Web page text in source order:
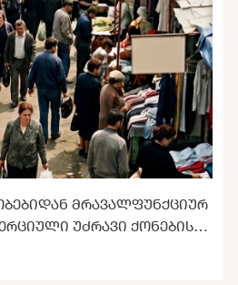
ᲛᲠᲐᲕᲐᲚᲤᲣᲜᲥᲪᲘᲣᲠ
ᲣᲫᲠᲐᲕᲘ ᲥᲝᲜᲔᲑᲘᲡ